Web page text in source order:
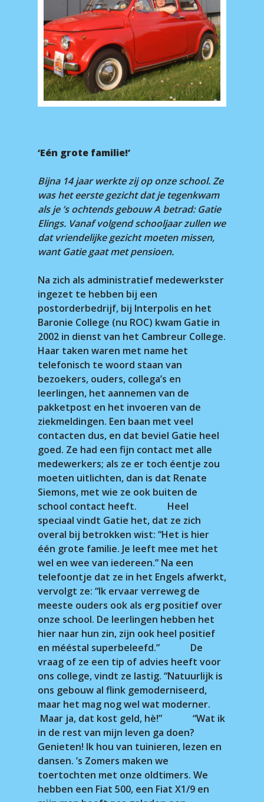
‘Eén grote familie!’
Bijna 14 jaar werkte zij op onze school. Ze
was het eerste gezicht dat je tegenkwam
als je ’s ochtends gebouw A betrad: Gatie
Elings. Vanaf volgend schooljaar zullen we
dat vriendelijke gezicht moeten missen,
want Gatie gaat met pensioen.
Na zich als administratief medewerkster
ingezet te hebben bij een
postorderbedrijf, bij Interpolis en het
Baronie College (nu ROC) kwam Gatie in
2002 in dienst van het Cambreur College.
Haar taken waren met name het
telefonisch te woord staan van
bezoekers, ouders, collega’s en
leerlingen, het aannemen van de
pakketpost en het invoeren van de
ziekmeldingen. Een baan met veel
contacten dus, en dat beviel Gatie heel
goed. Ze had een fijn contact met alle
medewerkers; als ze er toch éentje zou
moeten uitlichten, dan is dat Renate
Siemons, met wie ze ook buiten de
school contact heeft. Heel
speciaal vindt Gatie het, dat ze zich
overal bij betrokken wist: “Het is hier
één grote familie. Je leeft mee met het
wel en wee van iedereen.” Na een
telefoontje dat ze in het Engels afwerkt,
vervolgt ze: “Ik ervaar verreweg de
meeste ouders ook als erg positief over
onze school. De leerlingen hebben het
hier naar hun zin, zijn ook heel positief
en mééstal superbeleefd.” De
vraag of ze een tip of advies heeft voor
ons college, vindt ze lastig. “Natuurlijk is
ons gebouw al flink gemoderniseerd,
maar het mag nog wel wat moderner.
Maar ja, dat kost geld, hè!” “Wat ik
in de rest van mijn leven ga doen?
Genieten! Ik hou van tuinieren, lezen en
dansen. ’s Zomers maken we
toertochten met onze oldtimers. We
hebben een Fiat 500, een Fiat X1/9 en